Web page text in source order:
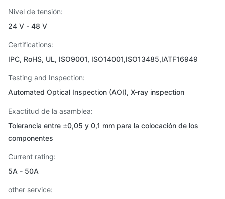
Nivel de tensión:
24 V - 48 V
Certifications:
IPC, RoHS, UL, ISO9001, ISO14001,ISO13485,IATF16949
Testing and Inspection:
Automated Optical Inspection (AOI), X-ray inspection
Exactitud de la asamblea:
Tolerancia entre ±0,05 y 0,1 mm para la colocación de los
componentes
Current rating:
5A - 50A
other service: